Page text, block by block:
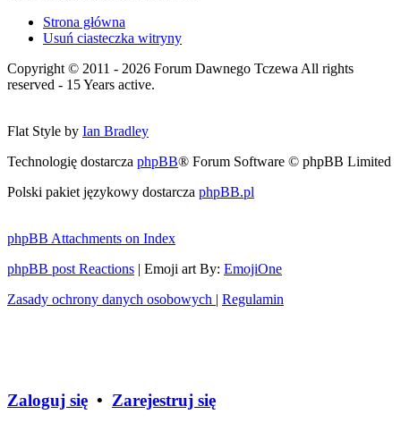
Strona główna
Usuń ciasteczka witryny
Copyright © 2011 - 2026 Forum Dawnego Tczewa All rights
reserved - 15 Years active.
Flat Style by Ian Bradley
Technologię dostarcza phpBB® Forum Software © phpBB Limited
Polski pakiet językowy dostarcza phpBB.pl
phpBB Attachments on Index
phpBB post Reactions | Emoji art By: EmojiOne
Zasady ochrony danych osobowych | Regulamin
Zaloguj się • Zarejestruj się